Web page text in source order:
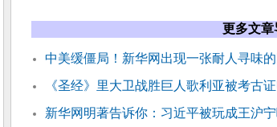
更多文章
中美缓僵局！新华网出现一张耐人寻味
《圣经》里大卫战胜巨人歌利亚被考古
新华网明著告诉你：习近平被玩成王沪